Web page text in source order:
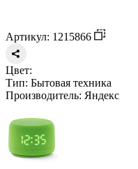
Артикул: 1215866
Цвет:
Тип: Бытовая техника
Производитель: Яндекс